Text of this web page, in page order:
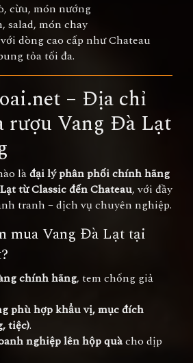
cừu, món nướng
salad, món chay
dòng cao cấp như Chateau
tỏa tối đa.
– Địa chỉ
rượu Vang Đà Lạt
làđại lý phân phối chính hãng
từ Classic đến Chateau, với đầy
tranh – dịch vụ chuyên nghiệp.
mua Vang Đà Lạt tại
chính hãng, tem chống giả
phù hợp khẩu vị, mục đích
tiệc).
nghiệp lên hộp quàcho dịp